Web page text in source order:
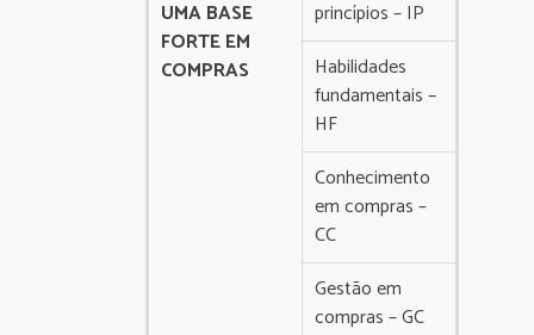
UMA BASE
FORTE EM
COMPRAS
princípios – IP
Habilidades
fundamentais –
HF
Conhecimento
em compras –
CC
Gestão em
compras – GC